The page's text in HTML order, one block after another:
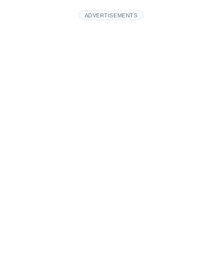
ADVERTISEMENTS